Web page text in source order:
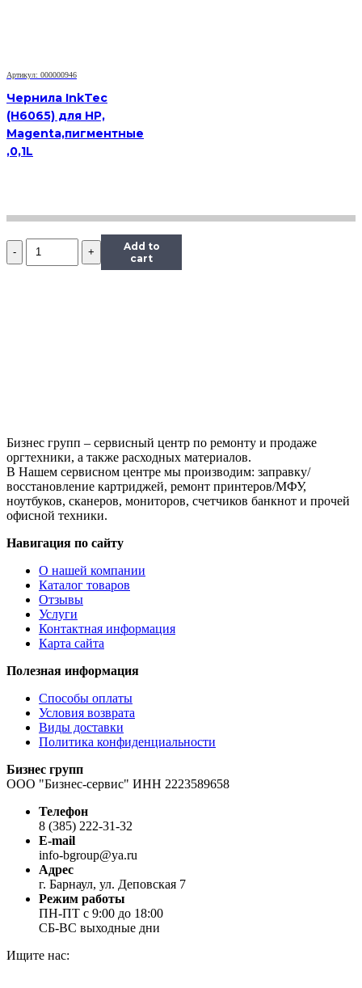
Артикул: 000000946
Чернила InkTec
(H6065) для HP,
Magenta,пигментные
,0,1L
Количество
Чернила
Add to
cart
Бизнес групп – сервисный центр по ремонту и продаже
оргтехники, а также расходных материалов.
В Нашем сервисном центре мы производим: заправку/
восстановление картриджей, ремонт принтеров/МФУ,
ноутбуков, сканеров, мониторов, счетчиков банкнот и прочей
офисной техники.
Навигация по сайту
О нашей компании
Каталог товаров
Отзывы
Услуги
Контактная информация
Карта сайта
Полезная информация
Способы оплаты
Условия возврата
Виды доставки
Политика конфиденциальности
Бизнес групп
ООО "Бизнес-сервис" ИНН 2223589658
Телефон
8 (385) 222-31-32
E-mail
info-bgroup@ya.ru
Адрес
г. Барнаул, ул. Деповская 7
Режим работы
ПН-ПТ с 9:00 до 18:00
СБ-ВС выходные дни
Ищите нас: